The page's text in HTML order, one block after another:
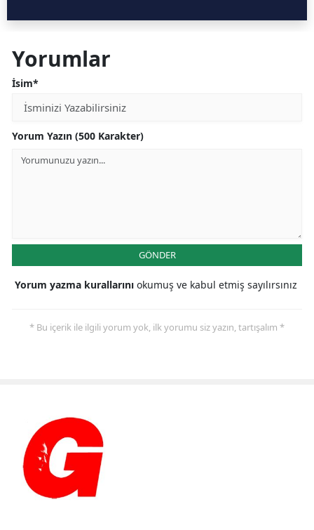
Yorumlar
İsim*
Yorum Yazın (500 Karakter)
GÖNDER
Yorum yazma kurallarını okumuş ve kabul etmiş sayılırsınız
* Bu içerik ile ilgili yorum yok, ilk yorumu siz yazın, tartışalım *